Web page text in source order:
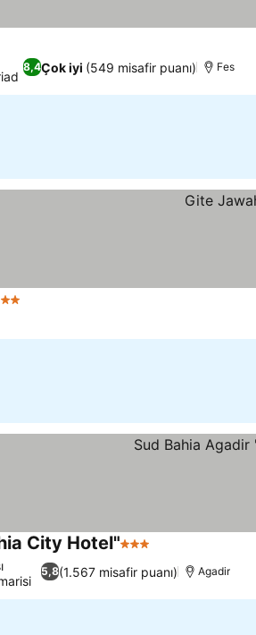
8,4Çok iyi (549 misafir puanı) Fes
City Hotel"3 Yıldız
5,8(1.567 misafir puanı) Agadir